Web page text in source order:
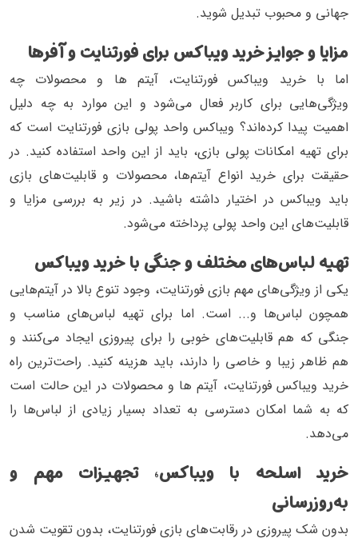
جهانی و محبوب تبدیل شوید.
مزایا و جوایز خرید ویباکس برای فورتنایت و آفرها
اما با خرید ویباکس فورتنایت، آیتم ها و محصولات چه
ویژگی‌هایی برای کاربر فعال می‌شود و این موارد به چه دلیل
اهمیت پیدا کرده‌اند؟ ویباکس واحد پولی بازی فورتنایت است که
برای تهیه امکانات پولی بازی، باید از این واحد استفاده کنید. در
حقیقت برای خرید انواع آیتم‌ها، محصولات و قابلیت‌های بازی
باید ویباکس در اختیار داشته باشید. در زیر به بررسی مزایا و
قابلیت‌های این واحد پولی پرداخته می‌شود.
تهیه لباس‌های مختلف و جنگی با خرید ویباکس
یکی از ویژگی‌های مهم بازی فورتنایت، وجود تنوع بالا در آیتم‌هایی
همچون لباس‌ها و... است. اما برای تهیه لباس‌های مناسب و
جنگی که هم قابلیت‌های خوبی را برای پیروزی ایجاد می‌کنند و
هم ظاهر زیبا و خاصی را دارند، باید هزینه کنید. راحت‌ترین راه
خرید ویباکس فورتنایت، آیتم ها و محصولات در این حالت است
که به شما امکان دسترسی به تعداد بسیار زیادی از لباس‌ها را
می‌دهد.
خرید اسلحه با ویباکس، تجهیزات مهم و
به‌روزرسانی
بدون شک پیروزی در رقابت‌های بازی فورتنایت، بدون تقویت شدن